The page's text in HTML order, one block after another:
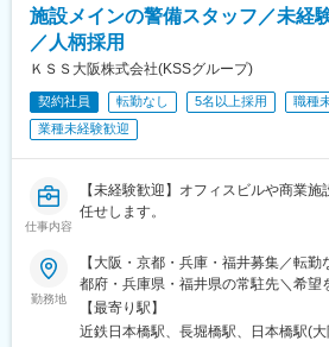
ルールや業務内容について丁寧に研修
■業務詳細：
◇施設内外の巡回
◇出入管理
◇監視業務
◇来訪者・車両の確認
◇異常発生時の初期対応
◇関係各所への報告・連絡
◇安全管理、品質維持に関する業務
施設警備1級資格者として、現場の中
ンです。
営業所の立ち上げや所長業務を前提と
施設メインの警備スタッフ／未経
／人柄採用
ＫＳＳ大阪株式会社(KSSグループ)
契約社員 転勤なし 5名以上採用
職種
業種未経験歓迎
仕事内容
【未経験歓迎】オフィスビルや商業
任せします。
勤務地
【大阪・京都・兵庫・福井募集／転
都府・兵庫県・福井県の常駐先＼希望
接時に働きたいエリアや時間帯などを
す。「日勤だけがいい」「稼ぎたいか
【最寄り駅】
近鉄日本橋駅、長堀橋駅、日本橋駅(